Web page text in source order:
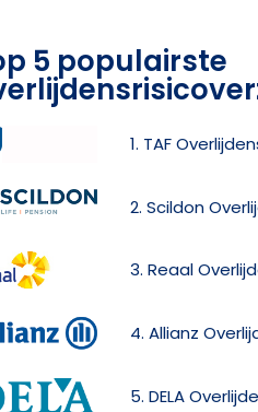
5 populairste
1. TAF
2. Scildon
3. Reaal
4. Allianz
5. DELA